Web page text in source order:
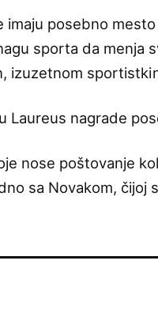
imaju posebno
sporta da menja
izuzetnom
Laureus nagrade
nose poštovanje
sa Novakom, čijoj